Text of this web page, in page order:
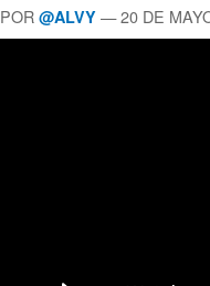
POR @ALVY —20 DE